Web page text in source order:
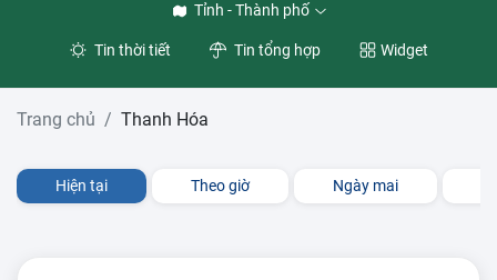
Tỉnh - Thành phố
Tin thời tiết Tin tổng hợp Widget
Trang chủ Thanh Hóa
Hiện tại Theo giờ Ngày mai